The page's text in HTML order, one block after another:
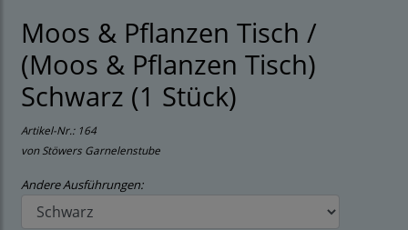
Moos & Pflanzen Tisch /
(Moos & Pflanzen Tisch)
Schwarz (1 Stück)
Artikel-Nr.: 164
von Stöwers Garnelenstube
Andere Ausführungen: